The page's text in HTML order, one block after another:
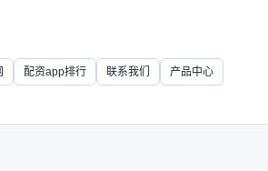
配资app排行 联系我们 产品中心